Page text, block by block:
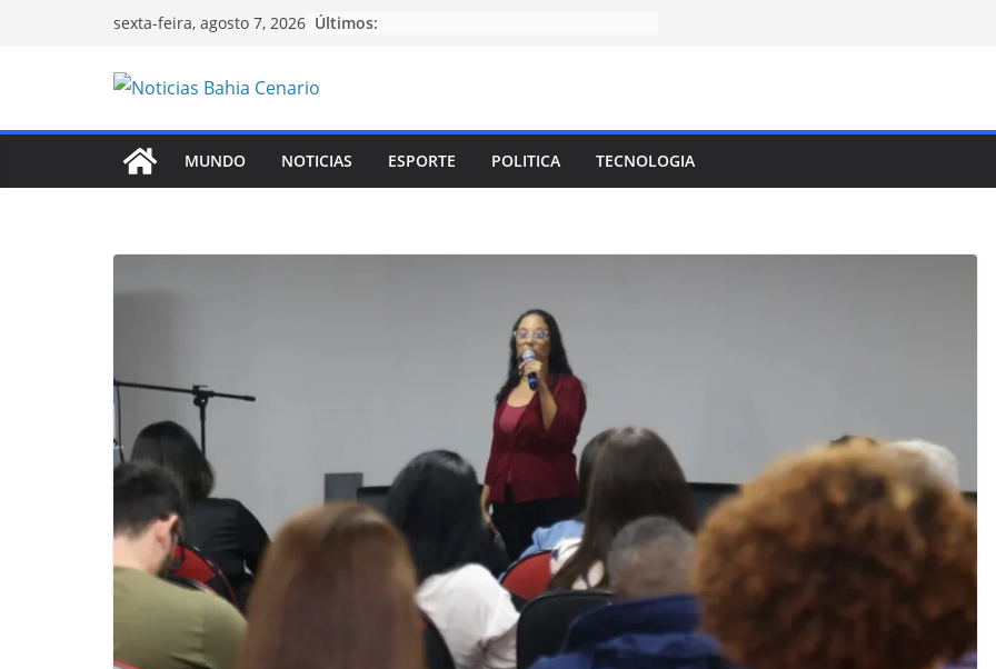
sexta-feira, agosto 7, 2026 Últimos:
MUNDO NOTICIAS ESPORTE POLITICA TECNOLOGIA